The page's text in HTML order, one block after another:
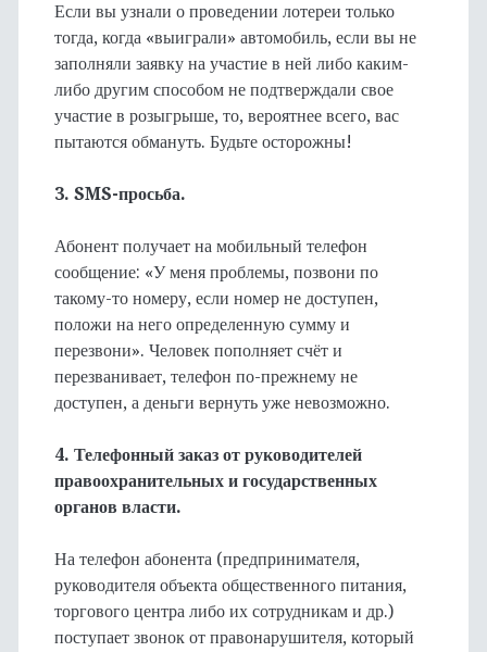
Если вы узнали о проведении лотереи только
тогда, когда «выиграли» автомобиль, если вы не
заполняли заявку на участие в ней либо каким-
либо другим способом не подтверждали свое
участие в розыгрыше, то, вероятнее всего, вас
пытаются обмануть. Будьте осторожны!
3. SMS-просьба.
Абонент получает на мобильный телефон
сообщение: «У меня проблемы, позвони по
такому-то номеру, если номер не доступен,
положи на него определенную сумму и
перезвони». Человек пополняет счёт и
перезванивает, телефон по-прежнему не
доступен, а деньги вернуть уже невозможно.
4. Телефонный заказ от руководителей
правоохранительных и государственных
органов власти.
На телефон абонента (предпринимателя,
руководителя объекта общественного питания,
торгового центра либо их сотрудникам и др.)
поступает звонок от правонарушителя, который